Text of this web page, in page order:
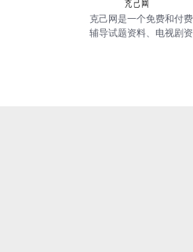
克己网是一个免费和付
辅导试题资料、电视剧资